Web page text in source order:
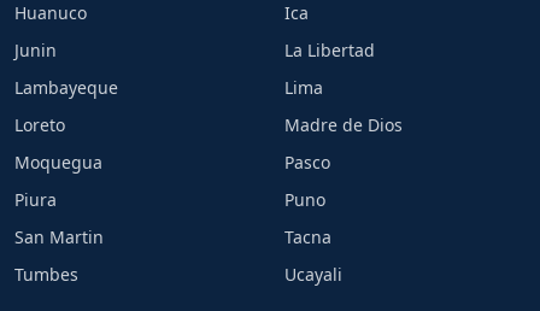
Huanuco
Ica
Junin
La Libertad
Lambayeque
Lima
Loreto
Madre de Dios
Moquegua
Pasco
Piura
Puno
San Martin
Tacna
Tumbes
Ucayali